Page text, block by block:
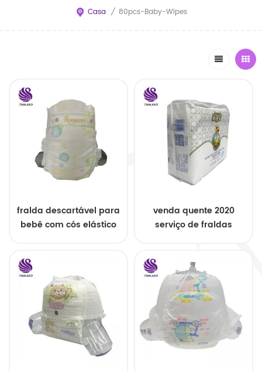
Casa / 80pcs-Baby-Wipes
fralda descartável para
bebê com cós elástico
venda quente 2020
serviço de fraldas